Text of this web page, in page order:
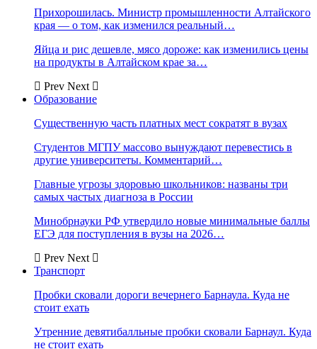
Прихорошилась. Министр промышленности Алтайского
края — о том, как изменился реальный…
Яйца и рис дешевле, мясо дороже: как изменились цены
на продукты в Алтайском крае за…
Prev Next
Образование
Существенную часть платных мест сократят в вузах
Студентов МГПУ массово вынуждают перевестись в
другие университеты. Комментарий…
Главные угрозы здоровью школьников: названы три
самых частых диагноза в России
Минобрнауки РФ утвердило новые минимальные баллы
ЕГЭ для поступления в вузы на 2026…
Prev Next
Транспорт
Пробки сковали дороги вечернего Барнаула. Куда не
стоит ехать
Утренние девятибалльные пробки сковали Барнаул. Куда
не стоит ехать